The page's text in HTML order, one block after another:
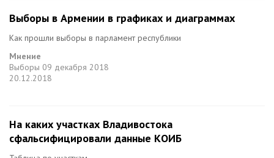
Выборы в Армении в графиках и диаграммах
Как прошли выборы в парламент республики
Мнение
Выборы 09 декабря 2018
20.12.2018
На каких участках Владивостока
сфальсифицировали данные КОИБ